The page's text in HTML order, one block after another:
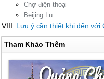
Chợ điện thoại
Beijing Lu
Lưu ý cần thiết khi đến với
Tham Khảo Thêm